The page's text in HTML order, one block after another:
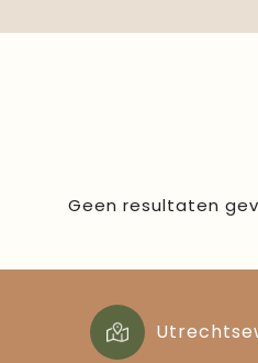
Geen resultaten